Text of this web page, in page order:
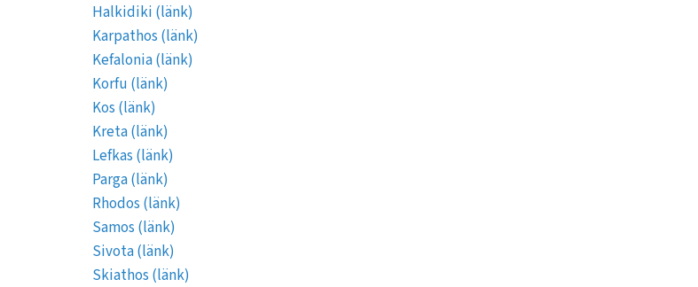
Halkidiki (länk)
Karpathos (länk)
Kefalonia (länk)
Korfu (länk)
Kos (länk)
Kreta (länk)
Lefkas (länk)
Parga (länk)
Rhodos (länk)
Samos (länk)
Sivota (länk)
Skiathos (länk)